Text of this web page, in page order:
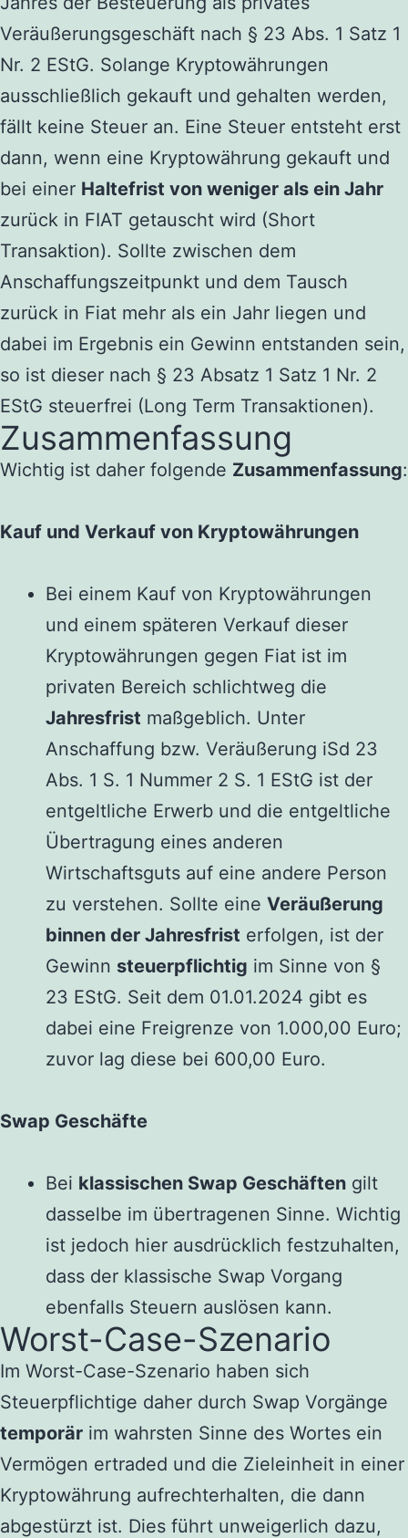
Veräußerungsgeschäft nach § 23 Abs. 1 Satz 1
Nr. 2 EStG. Solange Kryptowährungen
ausschließlich gekauft und gehalten werden,
fällt keine Steuer an. Eine Steuer entsteht erst
dann, wenn eine Kryptowährung gekauft und
bei einer Haltefrist von weniger als ein Jahr
zurück in FIAT getauscht wird (Short
Transaktion). Sollte zwischen dem
Anschaffungszeitpunkt und dem Tausch
zurück in Fiat mehr als ein Jahr liegen und
dabei im Ergebnis ein Gewinn entstanden sein,
so ist dieser nach § 23 Absatz 1 Satz 1 Nr. 2
EStG steuerfrei (Long Term Transaktionen).
Zusammenfassung
Wichtig ist daher folgende Zusammenfassung:
Kauf und Verkauf von Kryptowährungen
Bei einem Kauf von Kryptowährungen
und einem späteren Verkauf dieser
Kryptowährungen gegen Fiat ist im
privaten Bereich schlichtweg die
Jahresfrist maßgeblich. Unter
Anschaffung bzw. Veräußerung iSd 23
Abs. 1 S. 1 Nummer 2 S. 1 EStG ist der
entgeltliche Erwerb und die entgeltliche
Übertragung eines anderen
Wirtschaftsguts auf eine andere Person
zu verstehen. Sollte eine Veräußerung
binnen der Jahresfrist erfolgen, ist der
Gewinn steuerpflichtig im Sinne von §
23 EStG. Seit dem 01.01.2024 gibt es
dabei eine Freigrenze von 1.000,00 Euro;
zuvor lag diese bei 600,00 Euro.
Swap Geschäfte
Bei klassischen Swap Geschäften gilt
dasselbe im übertragenen Sinne. Wichtig
ist jedoch hier ausdrücklich festzuhalten,
dass der klassische Swap Vorgang
ebenfalls Steuern auslösen kann.
Worst-Case-Szenario
Im Worst-Case-Szenario haben sich
Steuerpflichtige daher durch Swap Vorgänge
temporär im wahrsten Sinne des Wortes ein
Vermögen ertraded und die Zieleinheit in einer
Kryptowährung aufrechterhalten, die dann
abgestürzt ist. Dies führt unweigerlich dazu,